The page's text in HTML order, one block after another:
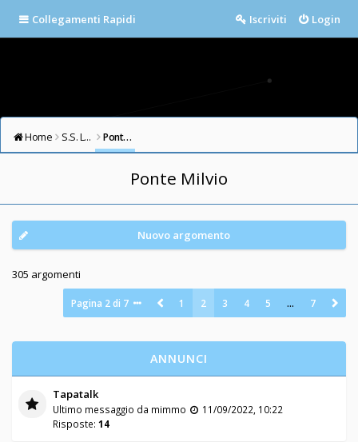
Collegamenti Rapidi Login
Iscriviti
Home S.S. LAZIO FORUM Ponte Milvio
Ponte Milvio
Nuovo argomento
305 argomenti
Pagina 2 di 7 1 2 3 4 5 … 7
ANNUNCI
Tapatalk
Ultimo messaggio da mimmo
11/09/2022, 10:22
Risposte: 14